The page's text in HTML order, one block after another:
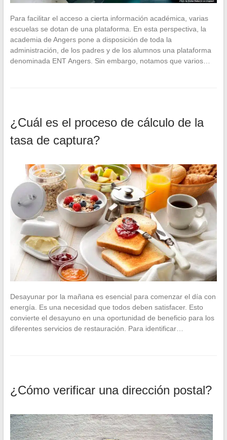
Para facilitar el acceso a cierta información académica, varias
escuelas se dotan de una plataforma. En esta perspectiva, la
academia de Angers pone a disposición de toda la
administración, de los padres y de los alumnos una plataforma
denominada ENT Angers. Sin embargo, notamos que varios…
¿Cuál es el proceso de cálculo de la
tasa de captura?
Desayunar por la mañana es esencial para comenzar el día con
energía. Es una necesidad que todos deben satisfacer. Esto
convierte el desayuno en una oportunidad de beneficio para los
diferentes servicios de restauración. Para identificar…
¿Cómo verificar una dirección postal?